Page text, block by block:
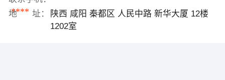
****
地 址：
陕西 咸阳 秦都区 人民中路 新华大厦 12楼
1202室